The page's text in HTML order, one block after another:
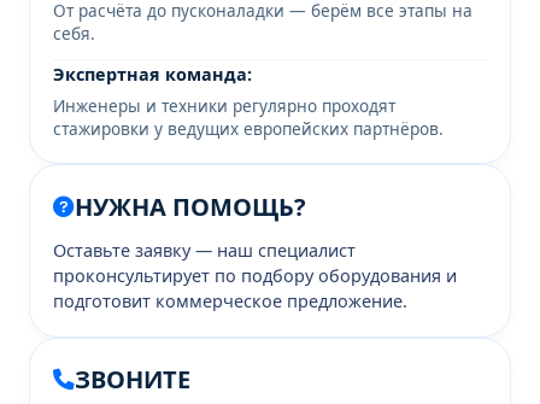
От расчёта до пусконаладки — берём все этапы на
себя.
Экспертная команда:
Инженеры и техники регулярно проходят
стажировки у ведущих европейских партнёров.
НУЖНА ПОМОЩЬ?
Оставьте заявку — наш специалист
проконсультирует по подбору оборудования и
подготовит коммерческое предложение.
ЗВОНИТЕ